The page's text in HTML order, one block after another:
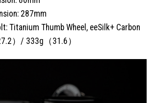
287mm
Titanium Thumb Wheel, eeSilk+ Carbon
）/ 333g（31.6）